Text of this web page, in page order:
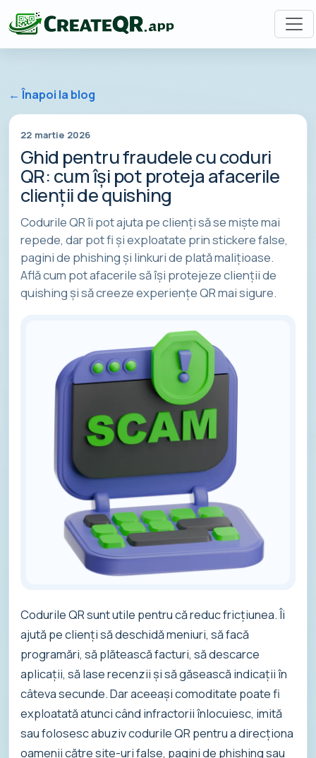
← Înapoi la blog
22 martie 2026
Ghid pentru fraudele cu coduri
QR: cum își pot proteja afacerile
clienții de quishing
Codurile QR îi pot ajuta pe clienți să se miște mai
repede, dar pot fi și exploatate prin stickere false,
pagini de phishing și linkuri de plată malițioase.
Află cum pot afacerile să își protejeze clienții de
quishing și să creeze experiențe QR mai sigure.
Codurile QR sunt utile pentru că reduc fricțiunea. Îi
ajută pe clienți să deschidă meniuri, să facă
programări, să plătească facturi, să descarce
aplicații, să lase recenzii și să găsească indicații în
câteva secunde. Dar aceeași comoditate poate fi
exploatată atunci când infractorii înlocuiesc, imită
sau folosesc abuziv codurile QR pentru a direcționa
oamenii către site-uri false, pagini de phishing sau